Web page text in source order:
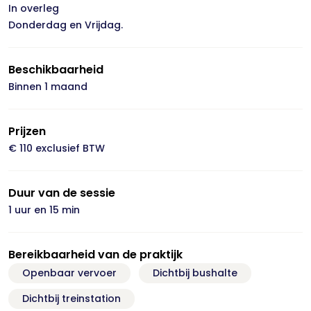
In overleg
Donderdag en Vrijdag.
Beschikbaarheid
Binnen 1 maand
Prijzen
€ 110 exclusief BTW
Duur van de sessie
1 uur en 15 min
Bereikbaarheid van de praktijk
Openbaar vervoer
Dichtbij bushalte
Dichtbij treinstation